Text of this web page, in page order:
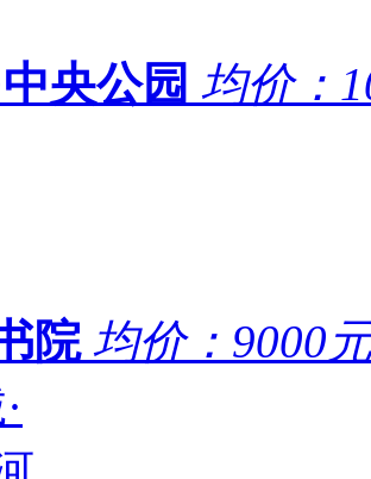
央公园 均价：
院 均价： 9000